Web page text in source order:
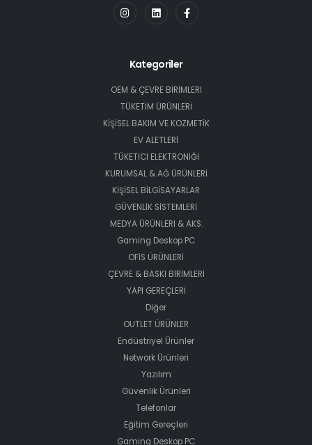
Kategoriler
OEM & ÇEVRE BİRİMLERİ
TÜKETİM ÜRÜNLERİ
KİŞİSEL BAKIM VE KOZMETİK
EV ALETLERİ
TÜKETİCİ ELEKTRONİĞİ
KURUMSAL & AĞ ÜRÜNLERİ
KİŞİSEL BİLGİSAYARLAR
GÜVENLİK SİSTEMLERİ
MEDYA ÜRÜNLERİ & AKS.
Gaming Deskop PC
OFİS ÜRÜNLERİ
ÇEVRE & BASKI BİRİMLERİ
YAPI GEREÇLERİ
Diğer
OUTLET ÜRÜNLER
Endüstriyel Ürünler
Network Ürünleri
Yazılım
Güvenlik Ürünleri
Telefonlar
Eğitim Gereçleri
Gaming Deskop PC